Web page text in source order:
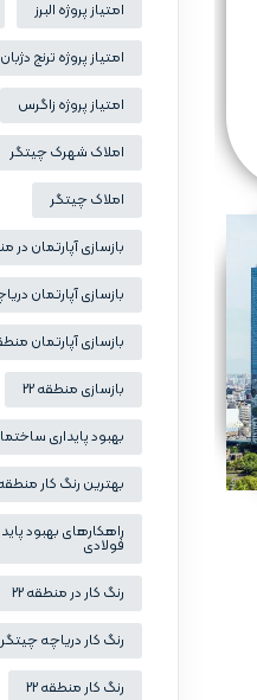
امتیاز پروژه البرز
امتیاز پروژه ترنج دژبان
امتیاز پروژه زاگرس
املاک شهرک چیتگر
املاک چیتگر
بازسازی آپارتمان در
بازسازی آپارتمان
بازسازی آپارتمان
بازسازی منطقه 22
بهبود پایداری
بهترین رنگ کار منطقه
راهکارهای بهبود
فولادی
رنگ کار در منطقه 22
رنگ کار دریاچه چیتگر
رنگ کار منطقه 22